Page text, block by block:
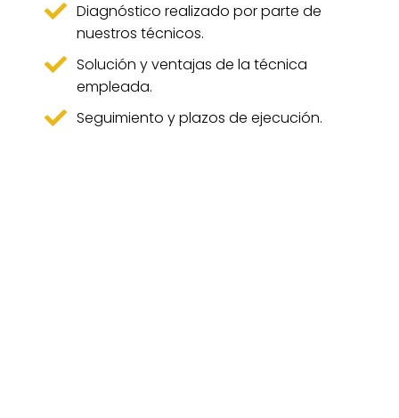
Diagnóstico realizado por parte de
nuestros técnicos.
Solución y ventajas de la técnica
empleada.
Seguimiento y plazos de ejecución.